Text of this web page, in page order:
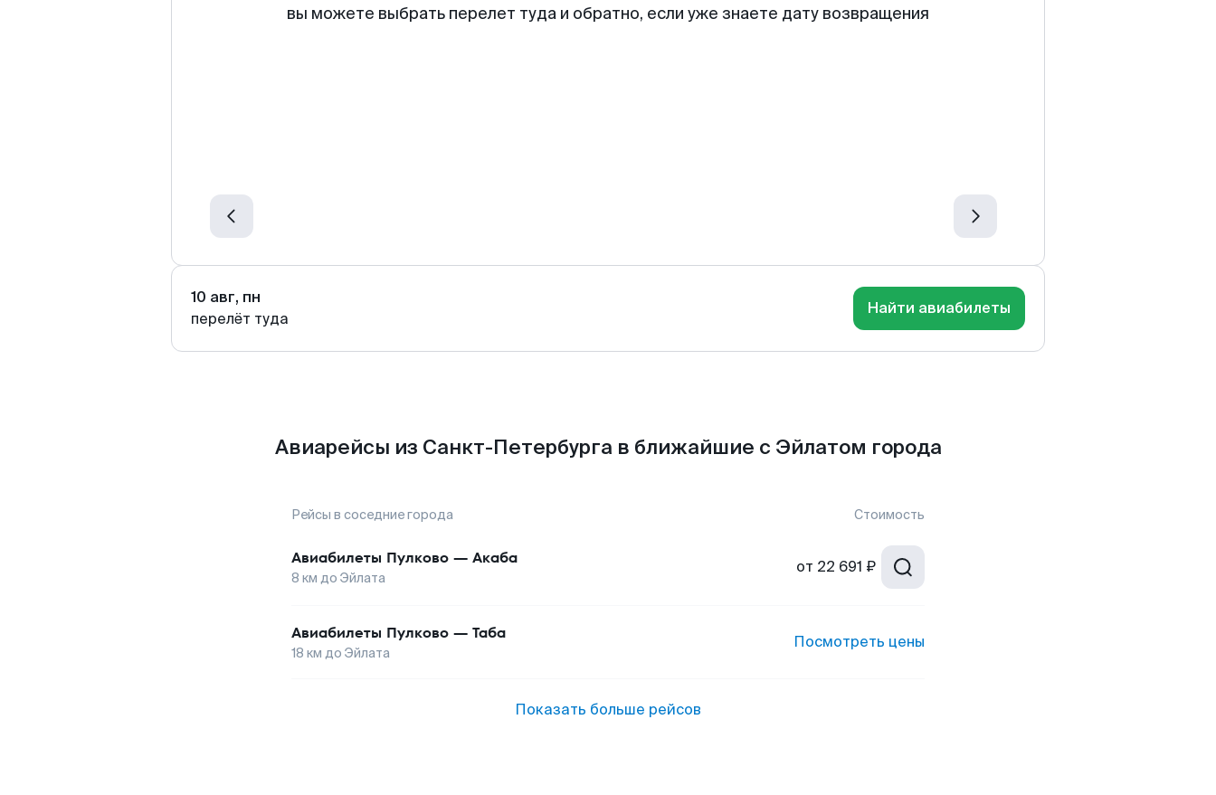
вы можете выбрать перелет туда и обратно, если уже знаете дату возвращения
10 авг, пн
перелёт туда
Найти авиабилеты
Авиарейсы из Санкт-Петербурга в ближайшие с Эйлатом города
Рейсы в соседние города Стоимость
Авиабилеты Пулково — Акаба
8 км до Эйлата
от 22 691 ₽
Авиабилеты Пулково — Таба
18 км до Эйлата
Посмотреть цены
Показать больше рейсов